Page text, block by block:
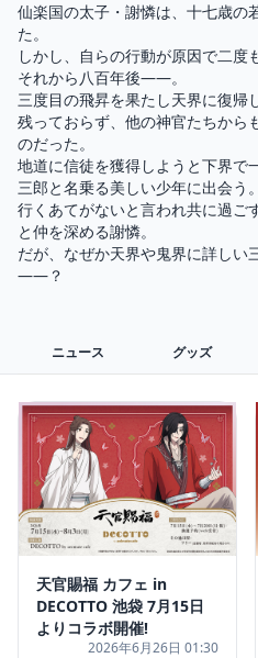
仙楽国の太子・謝憐は、十七歳の
た。
しかし、自らの行動が原因で二度
それから八百年後――。
三度目の飛昇を果たし天界に復帰
残っておらず、他の神官たちから
のだった。
地道に信徒を獲得しようと下界で
三郎と名乗る美しい少年に出会う。
行くあてがないと言われ共に過ご
と仲を深める謝憐。
だが、なぜか天界や鬼界に詳しい
――？
ニュース グッズ
天官賜福 カフェ in
DECOTTO 池袋 7月15日
よりコラボ開催!
2026年6月26日 01:30